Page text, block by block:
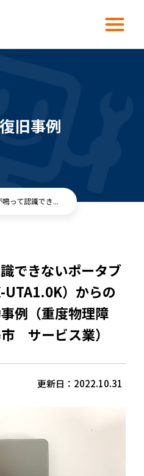
旧事例
って認識でき...
できないポータブ
UTA1.0K）からの
例（重度物理障
サービス業）
更新日：2022.10.31